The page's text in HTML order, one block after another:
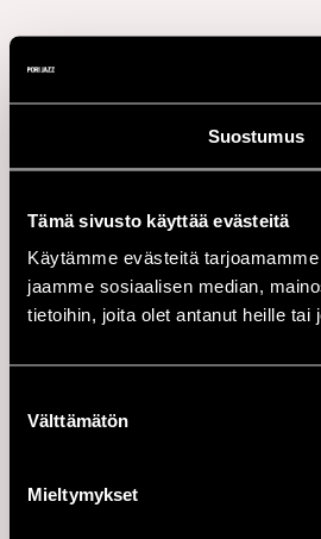
Suostumus
Tämä sivusto käyttää evästeitä
Käytämme evästeitä
jaamme sosiaalisen median,
tietoihin, joita olet antanut heille
valinta
Välttämätön
Mieltymykset